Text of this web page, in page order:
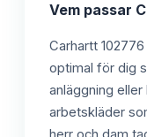
Vem passar
Carhartt
optimal för dig
anläggning
arbetskläder